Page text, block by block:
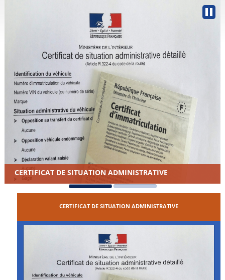
CERTIFICAT DE SITUATION ADMINISTRATIVE
CERTIFICAT DE SITUATION ADMINISTRATIVE